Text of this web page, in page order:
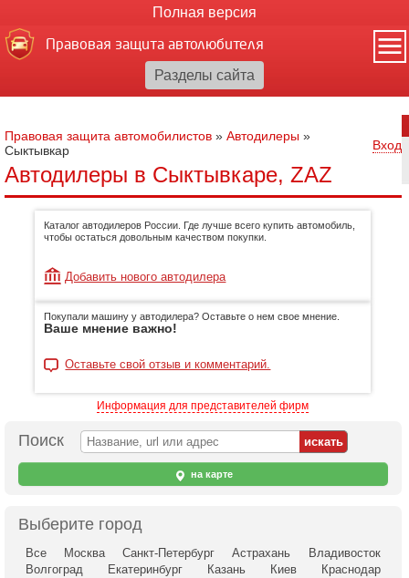
Полная версия
Правовая защита автолюбителя
Правовая защита автомобилистов » Автодилеры »
Сыктывкар
Вход
Автодилеры в Сыктывкаре, ZAZ
Каталог автодилеров России. Где лучше всего купить автомобиль,
чтобы остаться довольным качеством покупки.
Добавить нового автодилера
Покупали машину у автодилера? Оставьте о нем свое мнение.
Ваше мнение важно!
Оставьте свой отзыв и комментарий.
Информация для представителей фирм
Поиск
на карте
Выберите город
Все Москва Санкт-Петербург Астрахань
Владивосток
Волгоград
Екатеринбург Казань Киев
Краснодар